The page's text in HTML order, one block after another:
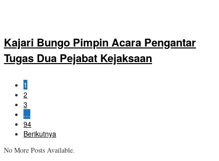
Kajari Bungo Pimpin Acara Pengantar
Tugas Dua Pejabat Kejaksaan
1
2
3
…
94
Berikutnya
No More Posts Available.